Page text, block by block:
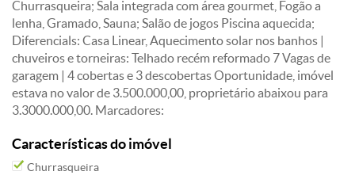
Churrasqueira; Sala integrada com área gourmet, Fogão a
lenha, Gramado, Sauna; Salão de jogos Piscina aquecida;
Diferencials: Casa Linear, Aquecimento solar nos banhos |
chuveiros e torneiras: Telhado recém reformado 7 Vagas de
garagem | 4 cobertas e 3 descobertas Oportunidade, imóvel
estava no valor de 3.500.000,00, proprietário abaixou para
3.3000.000,00. Marcadores:
Características do imóvel
Churrasqueira